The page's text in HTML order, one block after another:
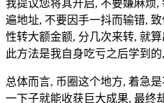
我提议您将其开启, 不要嫌麻烦
遍地址, 不要因手一抖而输错,
性转大额金额, 分几次来转, 就
此方法是我自身吃亏之后学到的
总体而言, 币圈这个地方, 着急
一下子就能收获巨大成果, 最终